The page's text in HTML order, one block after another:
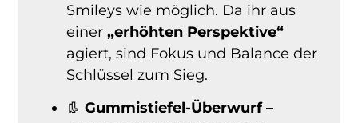
Smileys wie möglich. Da ihr aus
einer„erhöhten Perspektive“
agiert, sind Fokus und Balance der
Schlüssel zum Sieg.
👢Gummistiefel-Überwurf –